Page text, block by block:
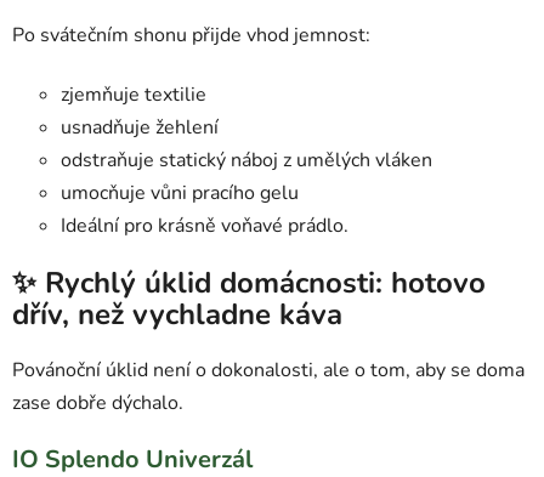
Po svátečním shonu přijde vhod jemnost:
zjemňuje textilie
usnadňuje žehlení
odstraňuje statický náboj z umělých vláken
umocňuje vůni pracího gelu
Ideální pro krásně voňavé prádlo.
✨ Rychlý úklid domácnosti: hotovo
dřív, než vychladne káva
Povánoční úklid není o dokonalosti, ale o tom, aby se doma
zase dobře dýchalo.
IO Splendo Univerzál